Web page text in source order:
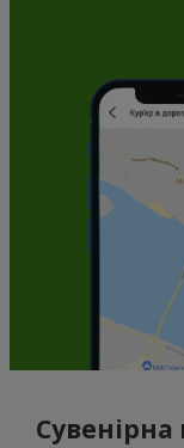
Сувенірна